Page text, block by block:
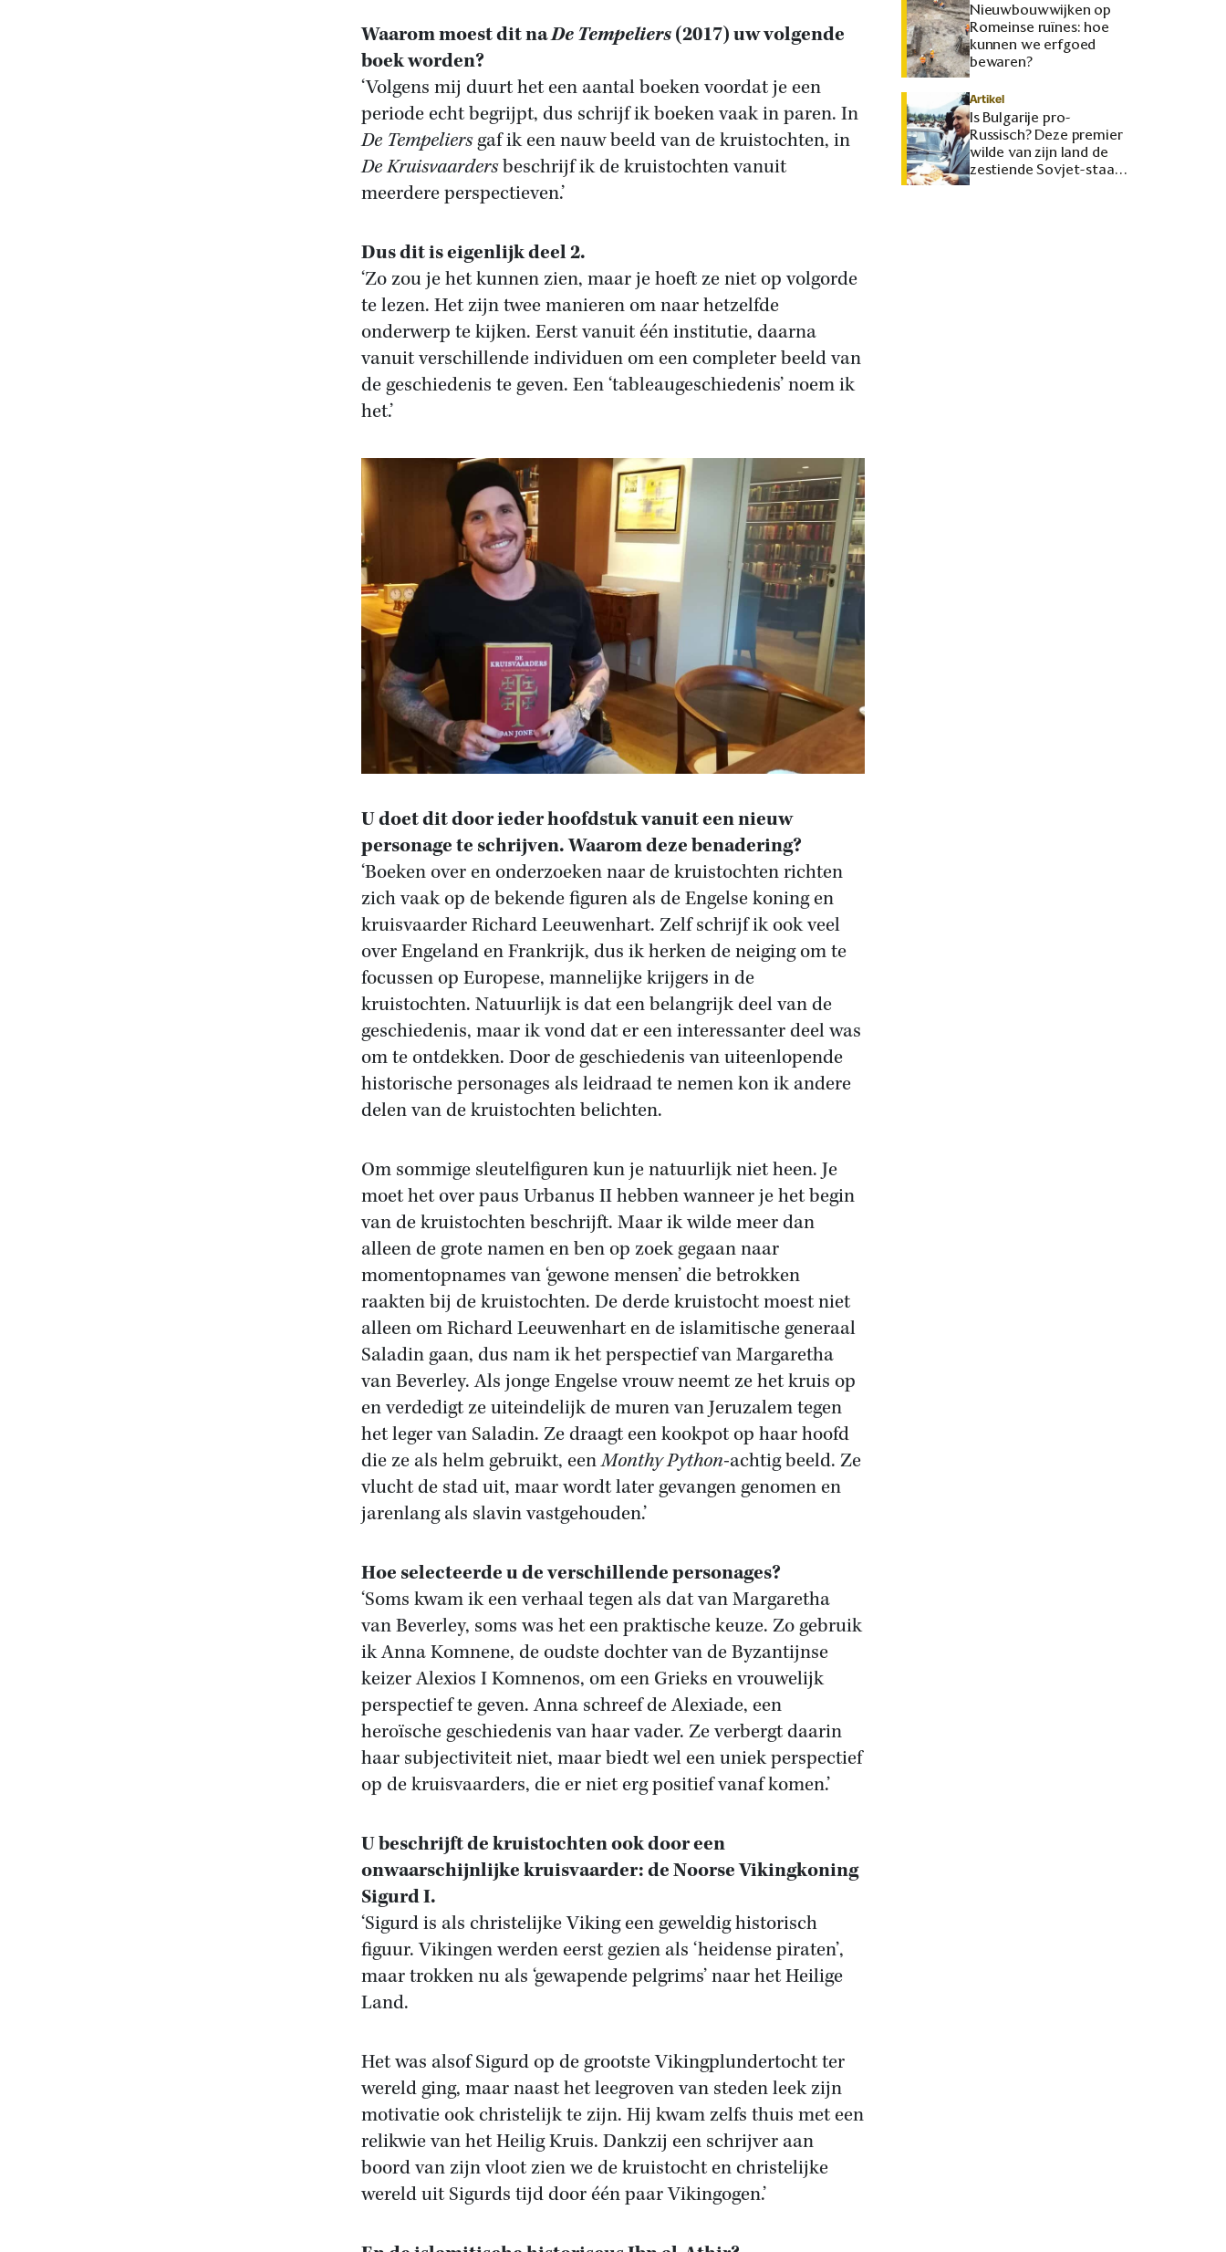
Waarom moest dit naDe Tempeliers(2017) uw volgende
boek worden?
‘Volgens mij duurt het een aantal boeken voordat je een
periode echt begrijpt, dus schrijf ik boeken vaak in paren. In
De Tempeliersgaf ik een nauw beeld van de kruistochten, in
De Kruisvaardersbeschrijf ik de kruistochten vanuit
meerdere perspectieven.’
Dus dit is eigenlijk deel 2.
‘Zo zou je het kunnen zien, maar je hoeft ze niet op volgorde
te lezen. Het zijn twee manieren om naar hetzelfde
onderwerp te kijken. Eerst vanuit één institutie, daarna
vanuit verschillende individuen om een completer beeld van
de geschiedenis te geven. Een ‘tableaugeschiedenis’ noem ik
het.’
U doet dit door ieder hoofdstuk vanuit een nieuw
personage te schrijven. Waarom deze benadering?
‘Boeken over en onderzoeken naar de kruistochten richten
zich vaak op de bekende figuren als de Engelse koning en
kruisvaarder Richard Leeuwenhart. Zelf schrijf ik ook veel
over Engeland en Frankrijk, dus ik herken de neiging om te
focussen op Europese, mannelijke krijgers in de
kruistochten. Natuurlijk is dat een belangrijk deel van de
geschiedenis, maar ik vond dat er een interessanter deel was
om te ontdekken. Door de geschiedenis van uiteenlopende
historische personages als leidraad te nemen kon ik andere
delen van de kruistochten belichten.
Om sommige sleutelfiguren kun je natuurlijk niet heen. Je
moet het over paus Urbanus II hebben wanneer je het begin
van de kruistochten beschrijft. Maar ik wilde meer dan
alleen de grote namen en ben op zoek gegaan naar
momentopnames van ‘gewone mensen’ die betrokken
raakten bij de kruistochten. De derde kruistocht moest niet
alleen om Richard Leeuwenhart en de islamitische generaal
Saladin gaan, dus nam ik het perspectief van Margaretha
van Beverley. Als jonge Engelse vrouw neemt ze het kruis op
en verdedigt ze uiteindelijk de muren van Jeruzalem tegen
het leger van Saladin. Ze draagt een kookpot op haar hoofd
die ze als helm gebruikt, eenMonthy Python-achtig beeld. Ze
vlucht de stad uit, maar wordt later gevangen genomen en
jarenlang als slavin vastgehouden.’
Hoe selecteerde u de verschillende personages?
‘Soms kwam ik een verhaal tegen als dat van Margaretha
van Beverley, soms was het een praktische keuze. Zo gebruik
ik Anna Komnene, de oudste dochter van de Byzantijnse
keizer Alexios I Komnenos, om een Grieks en vrouwelijk
perspectief te geven. Anna schreef de Alexiade, een
heroïsche geschiedenis van haar vader. Ze verbergt daarin
haar subjectiviteit niet, maar biedt wel een uniek perspectief
op de kruisvaarders, die er niet erg positief vanaf komen.’
U beschrijft de kruistochten ook door een
onwaarschijnlijke kruisvaarder: de Noorse Vikingkoning
Sigurd I.
‘Sigurd is als christelijke Viking een geweldig historisch
figuur. Vikingen werden eerst gezien als ‘heidense piraten’,
maar trokken nu als ‘gewapende pelgrims’ naar het Heilige
Land.
Het was alsof Sigurd op de grootste Vikingplundertocht ter
wereld ging, maar naast het leegroven van steden leek zijn
motivatie ook christelijk te zijn. Hij kwam zelfs thuis met een
relikwie van het Heilig Kruis. Dankzij een schrijver aan
boord van zijn vloot zien we de kruistocht en christelijke
wereld uit Sigurds tijd door één paar Vikingogen.’
Nieuwbouwwijken op
Romeinse ruïnes: hoe
kunnen we erfgoed
bewaren?
Artikel
Is Bulgarije pro-
Russisch? Deze premier
wilde van zijn land de
zestiende Sovjet-staat
maken